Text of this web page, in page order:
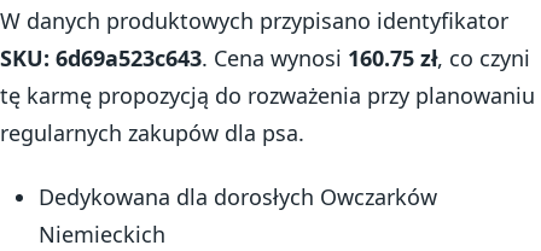
W danych produktowych przypisano identyfikator
SKU: 6d69a523c643. Cena wynosi 160.75 zł, co czyni
tę karmę propozycją do rozważenia przy planowaniu
regularnych zakupów dla psa.
Dedykowana dla dorosłych Owczarków
Niemieckich